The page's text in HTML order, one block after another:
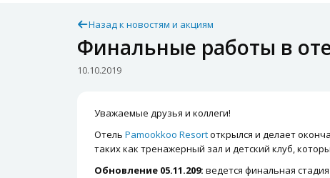
Назад к новостям и акциям
Финальные работы в
10.10.2019
Уважаемые друзья и коллеги!
Отель Pamookkoo Resortоткрылся и делает
таких как тренажерный зал и детский клуб,
Обновление 05.11.209: ведется финальная